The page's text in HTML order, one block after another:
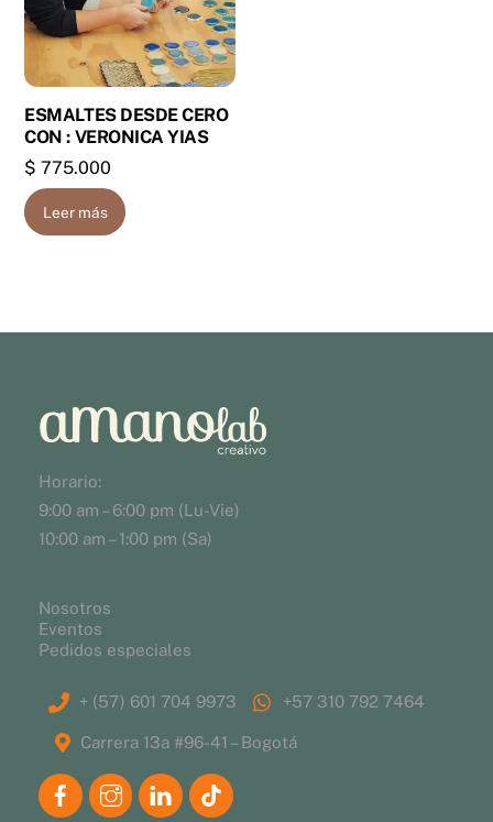
ESMALTES DESDE CERO
CON : VERONICA YIAS
$ 775.000
Leer más
Horario:
9:00 am – 6:00 pm (Lu-Vie)
10:00 am – 1:00 pm (Sa)
Nosotros
Eventos
Pedidos especiales
+ (57) 601 704 9973 +57 310 792 7464
Carrera 13a #96-41 – Bogotá